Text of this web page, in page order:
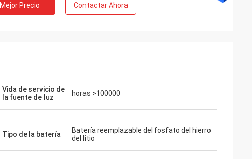
Mejor Precio Contactar Ahora
Vida de servicio de
la fuente de luz
horas >100000
Tipo de la batería
Batería reemplazable del fosfato del hierro
del litio